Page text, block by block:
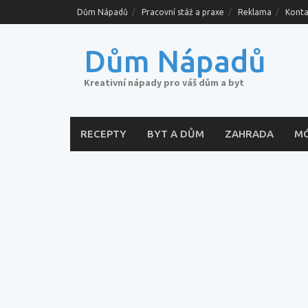
to
Dům Nápadů Pracovní stáž a praxe Reklama
Dům Nápadů
Kreativní nápady pro váš dům a byt
RECEPTY BYT A DŮM ZAHRADA